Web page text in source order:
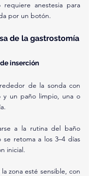
requiere anestesia para
por un botón.
de la gastrostomía
inserción
de la sonda con
y un paño limpio, una o
a la rutina del baño
se retoma a los 3–4 días
inicial.
zona esté sensible, con